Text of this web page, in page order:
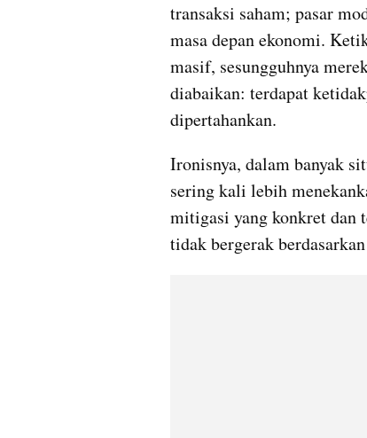
transaksi saham; pasar
masa depan ekonomi.
masif, sesungguhnya
diabaikan: terdapat
dipertahankan.
Ironisnya, dalam banyak
sering kali lebih
mitigasi yang konkret dan
tidak bergerak